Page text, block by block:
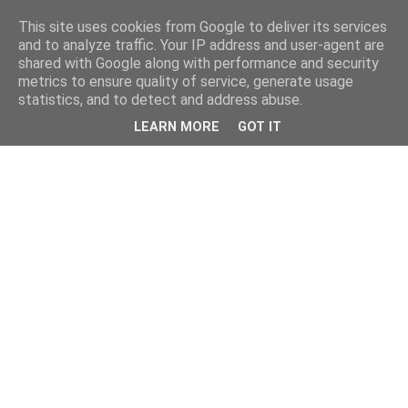
This site uses cookies from Google to deliver its services
and to analyze traffic. Your IP address and user-agent are
shared with Google along with performance and security
metrics to ensure quality of service, generate usage
statistics, and to detect and address abuse.
LEARN MORE GOT IT